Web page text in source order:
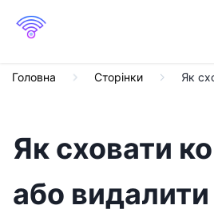
Головна Сторінки Як
Як сховати
або